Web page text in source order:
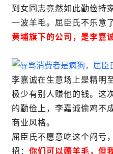
到女同志竟然如此勤俭持
一波羊毛。屈臣氏不乐意了
黄埔旗下的公司，是李嘉
李嘉诚在生意场上是精明
极少有别人赚他的钱。这
的勤俭上，李嘉诚偷鸡不
商业风格。
屈臣氏不愿意吃这个闷亏
招： 你们可以薅羊毛，但